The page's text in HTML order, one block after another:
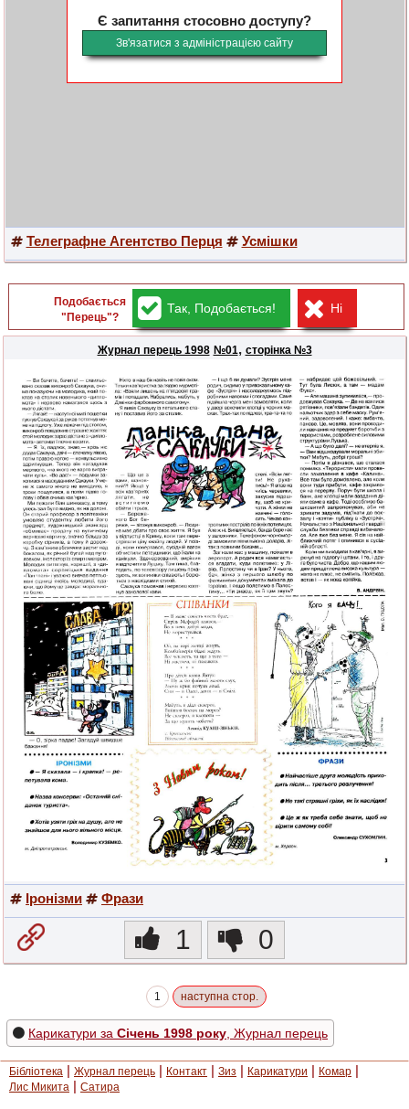
Є запитання стосовно доступу?
Зв'язатися з адміністрацією сайту
Телеграфне Агентство Перця Усмішки
Подобається
"Перець"?
Так, Подобається! Ні
Журнал перець 1998 №01, сторінка №3
Іронізми Фрази
1 0
1 наступна стор.
Карикатури за Січень 1998 року , Журнал перець
Бібліотека | Журнал перець | Контакт | Зиз | Карикатури | Комар |
Лис Микита | Сатира